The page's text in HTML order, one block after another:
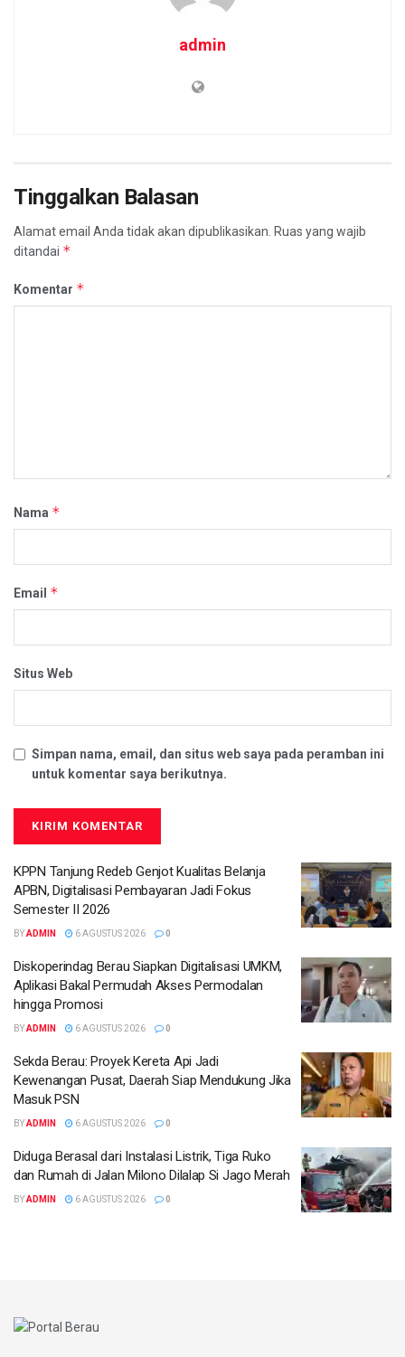
admin
Tinggalkan Balasan
Alamat email Anda tidak akan dipublikasikan. Ruas yang wajib
ditandai *
Komentar *
Nama *
Email *
Situs Web
Simpan nama, email, dan situs web saya pada peramban ini
untuk komentar saya berikutnya.
KPPN Tanjung Redeb Genjot Kualitas Belanja
APBN, Digitalisasi Pembayaran Jadi Fokus
Semester II 2026
BYADMIN 6 AGUSTUS 2026 0
Diskoperindag Berau Siapkan Digitalisasi UMKM,
Aplikasi Bakal Permudah Akses Permodalan
hingga Promosi
BYADMIN 6 AGUSTUS 2026 0
Sekda Berau: Proyek Kereta Api Jadi
Kewenangan Pusat, Daerah Siap Mendukung Jika
Masuk PSN
BYADMIN 6 AGUSTUS 2026 0
Diduga Berasal dari Instalasi Listrik, Tiga Ruko
dan Rumah di Jalan Milono Dilalap Si Jago Merah
BYADMIN 6 AGUSTUS 2026 0